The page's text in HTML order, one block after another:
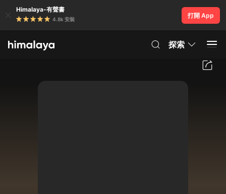
Himalaya-有聲書
4.8k 安裝
打開 App
探索